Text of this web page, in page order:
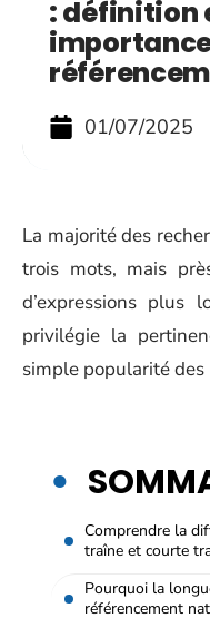
: définition
01/07/2025
La majorité des
trois mots, mais
d’expressions plus
privilégie la
simple popularité des
Comprendre la
traîne et courte
Pourquoi la
référencement